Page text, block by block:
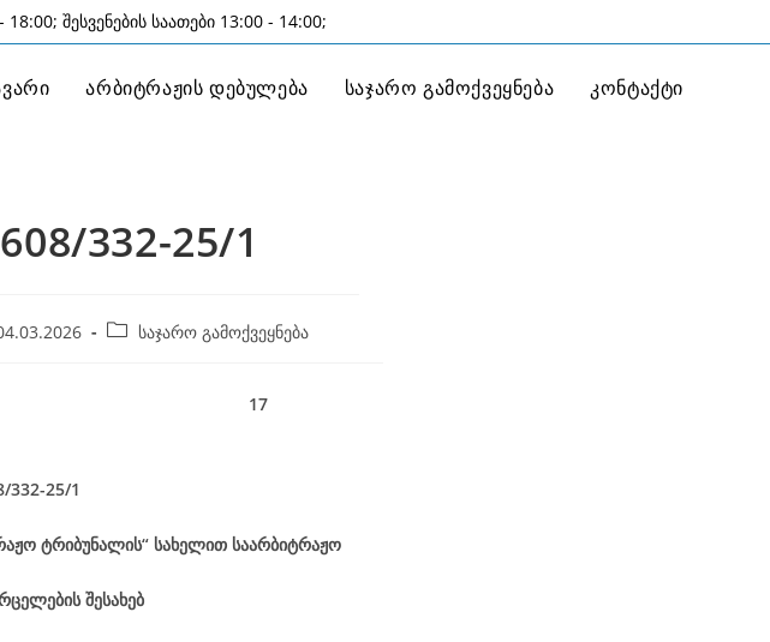
შესვენების საათები 13:00 - 14:00;
არბიტრაჟის დებულება საჯარო გამოქვეყნება კონტაქტი
332-25/1
Post საჯარო გამოქვეყნება
17
332-25/1
ტრიბუნალის“ სახელით საარბიტრაჟო
შესახებ